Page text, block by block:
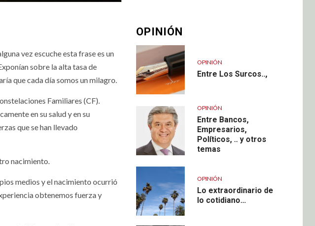
vez escuche esta frase es un
sobre la alta tasa de
que cada día somos un milagro.
Familiares (CF).
en su salud y en su
que se han llevado
nacimiento.
medios y el nacimiento ocurrió
obtenemos fuerza y
OPINIÓN
OPINIÓN
Entre Los Surcos..,
OPINIÓN
Entre Bancos,
Empresarios,
Políticos, .. y otros
temas
OPINIÓN
Lo extraordinario de
lo cotidiano…